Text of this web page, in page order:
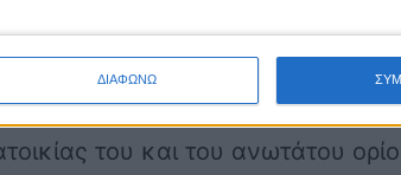
ΔΙΑΦΩΝΩ
θα καταβάλει σε κάθε
ίση με το 25% του συνολικού
δικαιούται βάσει των
του και του ανωτάτου